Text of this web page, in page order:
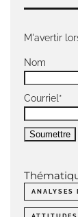
M'avertir
Nom
Courriel*
ANALYSES